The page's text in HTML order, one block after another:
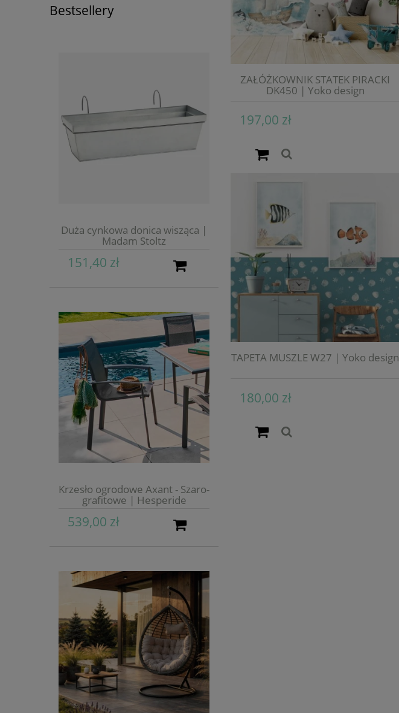
Bestsellery
Duża cynkowa donica wisząca |
Madam Stoltz
151,40 zł
Krzesło ogrodowe Axant - Szaro-
grafitowe | Hesperide
539,00 zł
ZAŁÓŻKOWNIK STATEK PIRACKI
DK450 | Yoko design
197,00 zł
TAPETA MUSZLE W27 | Yoko design
180,00 zł